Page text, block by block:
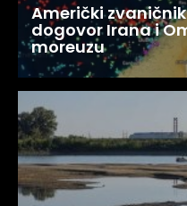
Američki
dogovor Irana i
moreuzu